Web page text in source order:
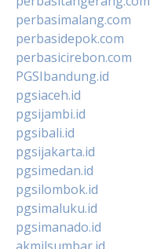
perbasimalang.com
perbasidepok.com
perbasicirebon.com
PGSIbandung.id
pgsiaceh.id
pgsijambi.id
pgsibali.id
pgsijakarta.id
pgsimedan.id
pgsilombok.id
pgsimaluku.id
pgsimanado.id
akmilsumbar.id